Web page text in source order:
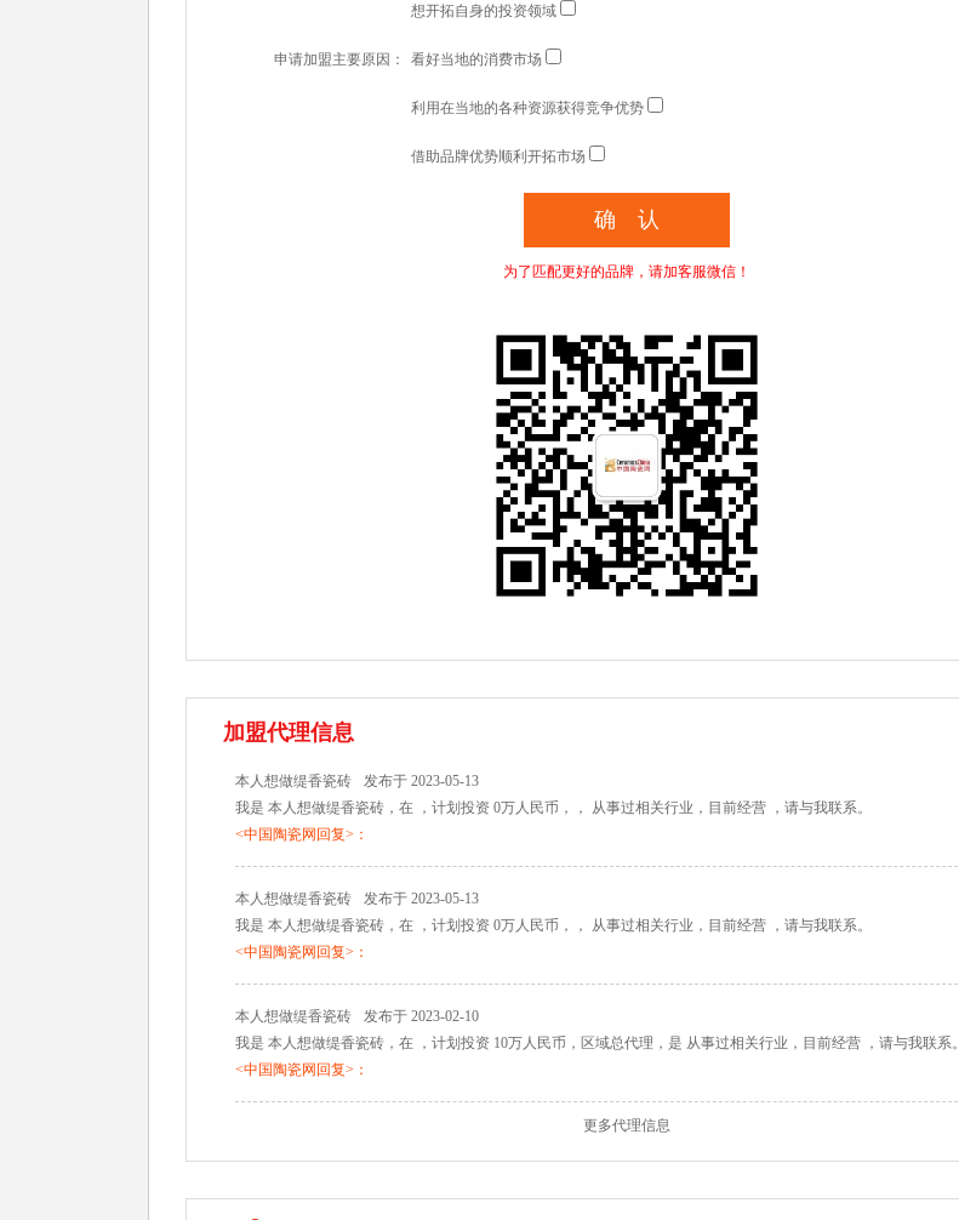
申请加盟主要原因：
想开拓自身的投资领域
看好当地的消费市场
利用在当地的各种资源获得竞争优势
借助品牌优势顺利开拓市场
为了匹配更好的品牌，请加客服微信！
加盟代理信息
本人想做缇香瓷砖
发布于 2023-05-13
我是 本人想做缇香瓷砖，在 ，计划投资 0万人民币，， 从事过相关行业，目前经营 ，请与我联系。
<中国陶瓷网回复>：
本人想做缇香瓷砖
发布于 2023-05-13
我是 本人想做缇香瓷砖，在 ，计划投资 0万人民币，， 从事过相关行业，目前经营 ，请与我联系。
<中国陶瓷网回复>：
本人想做缇香瓷砖
发布于 2023-02-10
我是 本人想做缇香瓷砖，在 ，计划投资 10万人民币，区域总代理，是 从事过相关行业，目前经营 ，请与我联系。
<中国陶瓷网回复>：
更多代理信息